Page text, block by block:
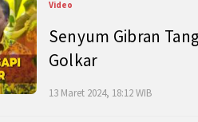
Video
Senyum Gibran
Golkar
13 Maret 2024, 18:12 WIB